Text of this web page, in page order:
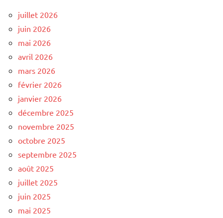
juillet 2026
juin 2026
mai 2026
avril 2026
mars 2026
février 2026
janvier 2026
décembre 2025
novembre 2025
octobre 2025
septembre 2025
août 2025
juillet 2025
juin 2025
mai 2025